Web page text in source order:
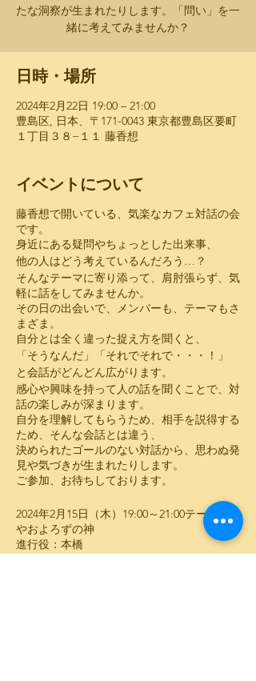
たな洞察が生まれたりします。「問い」を一
緒に考えてみませんか？
日時・場所
2024年2月22日 19:00 – 21:00
豊島区, 日本、〒171-0043 東京都豊島区要町
１丁目３８−１１ 藤香想
イベントについて
藤香想で開いている、気楽なカフェ対話の会
です。
​身近にある疑問やちょっとした出来事、
​他の人はどう考えているんだろう…？
​そんなテーマに寄り添って、肩肘張らず、気
軽に話をしてみませんか。
​その日の出会いで、メンバーも、テーマもさ
まざま。
​自分とは全く違った捉え方を聞くと、
​「そうなんだ」「それでそれで・・・！」
​と会話がどんどん広がります。
​感心や興味を持って人の話を聞くことで、対
話の楽しみが深まります。
​自分を理解してもらうため、相手を説得する
ため、そんな会話とは違う、
​決められたゴールのない対話から、思わぬ発
見や気づきが生まれたりします。
​ご参加、お待ちしております。
​2024年2月15日（木）​19:00～21:00 ​テーマ：
やおよろずの神
進行役：本橋